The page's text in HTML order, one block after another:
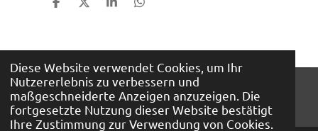
Diese Website verwendet Cookies, um Ihr
Nutzererlebnis zu verbessern und
maßgeschneiderte Anzeigen anzuzeigen. Die
fortgesetzte Nutzung dieser Website bestätigt
Ihre Zustimmung zur Verwendung von Cookies.
T
n
T
n
T
n
T
n
© 2026 Mini Auto A. Bunte KG
Mit Unterstützung vonWebador